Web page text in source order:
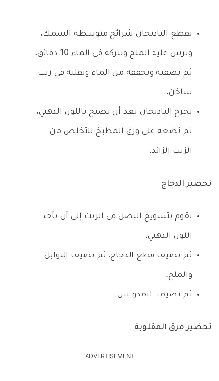
نقطع الباذنجان شرائح متوسطة السمك،
ونرش عليه الملح ونتركه في الماء 10 دقائق،
ثم نصفيه ونجففه من الماء ونقليه في زيت
ساخن.
نخرج الباذنجان بعد أن يصبح باللون الذهبي،
ثم نضعه على ورق المطبخ للتخلص من
الزيت الزائد.
تحضير الدجاج
نقوم بتشويح البصل في الزيت إلى أن يأخذ
اللون الذهبي.
ثم نضيف قطع الدجاج، ثم نضيف التوابل
والملح.
ثم نضيف البقدونس.
تحضير مرق المقلوبة
ADVERTISEMENT